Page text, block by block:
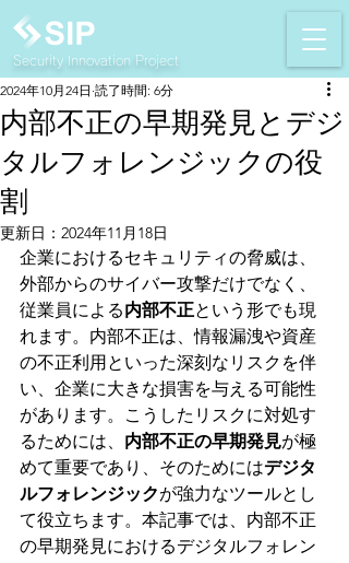
Security Innovation Project
内部不正の早期発見とデジ
タルフォレンジックの役
割
2024年10月24日 読了時間: 6分
更新日： 2024年11月18日
企業におけるセキュリティの脅威は、
外部からのサイバー攻撃だけでなく、
従業員による内部不正という形でも現
れます。内部不正は、情報漏洩や資産
の不正利用といった深刻なリスクを伴
い、企業に大きな損害を与える可能性
があります。こうしたリスクに対処す
るためには、 内部不正の早期発見が極
めて重要であり、そのためにはデジタ
ルフォレンジックが強力なツールとし
て役立ちます。本記事では、内部不正
の早期発見におけるデジタルフォレン